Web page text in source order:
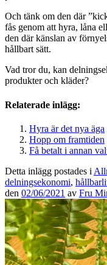
Och tänk om den där
fås genom att hyra, låna
den där känslan av
hållbart sätt.
Vad tror du, kan
produkter och kläder?
Relaterade inlägg:
Hyra är det nya äga
Hopp om framtiden
Få betalt i annan
Detta inlägg postades i
delningsekonomi,
den 02/06/2021 av Fru